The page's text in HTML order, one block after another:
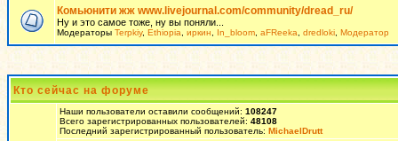
Комьюнити жж www.livejournal.com/community/dread_ru/
Ну и это самое тоже, ну вы поняли...
Модераторы Terpkiy, Ethiopia иркин In_bloom aFReeka dredloki Модератор
Кто сейчас на форуме
Наши пользователи оставили сообщений: 108247
Всего зарегистрированных пользователей: 48108
Последний зарегистрированный пользователь: MichaelDrutt